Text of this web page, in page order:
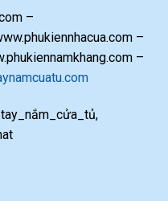
–
–
–